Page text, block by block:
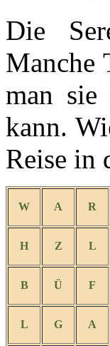
Die
Manche
man sie
kann.
Reise in
W A R
H Z L
B Ü F
L G A